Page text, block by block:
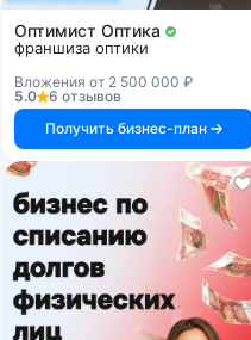
Оптимист Оптика
франшиза оптики
Вложения от 2 500 000 ₽
5.0
6 отзывов
Получить бизнес-план